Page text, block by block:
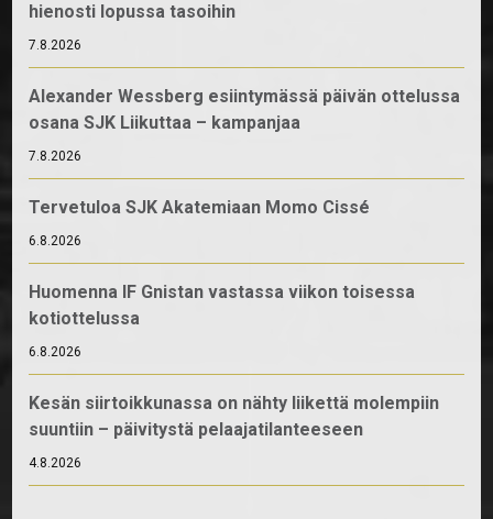
hienosti lopussa tasoihin
7.8.2026
Alexander Wessberg esiintymässä päivän ottelussa
osana SJK Liikuttaa – kampanjaa
7.8.2026
Tervetuloa SJK Akatemiaan Momo Cissé
6.8.2026
Huomenna IF Gnistan vastassa viikon toisessa
kotiottelussa
6.8.2026
Kesän siirtoikkunassa on nähty liikettä molempiin
suuntiin – päivitystä pelaajatilanteeseen
4.8.2026